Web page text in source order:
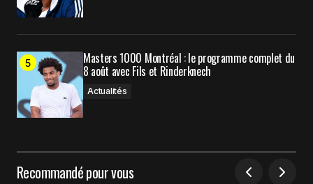
Masters 1000 Montréal : le programme complet du
8 août avec Fils et Rinderknech
Actualités
Recommandé pour vous